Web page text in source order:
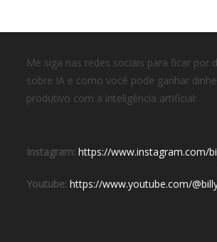
Me siga nas redes sociais para ficar por
sobre IA e como você pode ganhar
produtivo com a inteligência artificial:
Instagram: https://www.instagram.com/
Youtube: https://www.youtube.com/